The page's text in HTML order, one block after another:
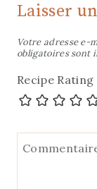
Laisser
Votre adresse e-
obligatoires sont
Recipe Rating